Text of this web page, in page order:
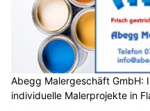
Abegg Malergeschäft GmbH:
individuelle Malerprojekte in